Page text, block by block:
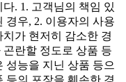
. 1. 고객님의 책임 있
경우, 2. 이용자의 사용
가 현저히 감소한 경
란할 정도로 상품 등
성능을 지닌 상품 등으